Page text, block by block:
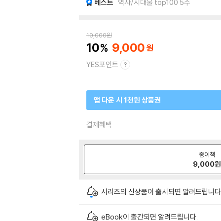
베스트 역사/시대물 top100 5주
10,000원
10 9,000
YES포인트
앱 다운 시 1천원 상품권
결제혜택
종이책
9,000원
시리즈의 신상품이 출시되면 알려드립니
eBook이 출간되면 알려드립니다.